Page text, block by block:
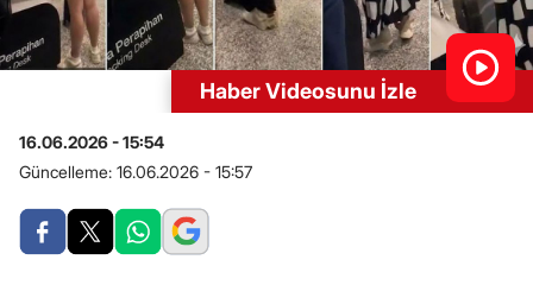
Haber Videosunu İzle
16.06.2026 - 15:54
Güncelleme: 16.06.2026 - 15:57